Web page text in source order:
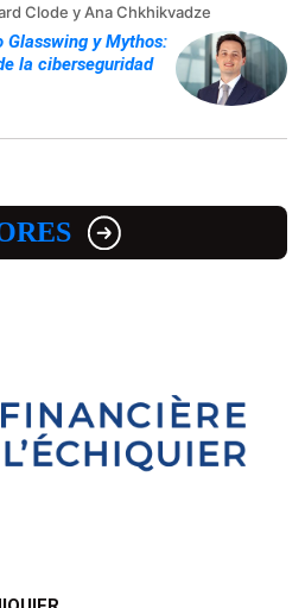
Clode y Ana Chkhikvadze
Glasswing y Mythos:
la ciberseguridad